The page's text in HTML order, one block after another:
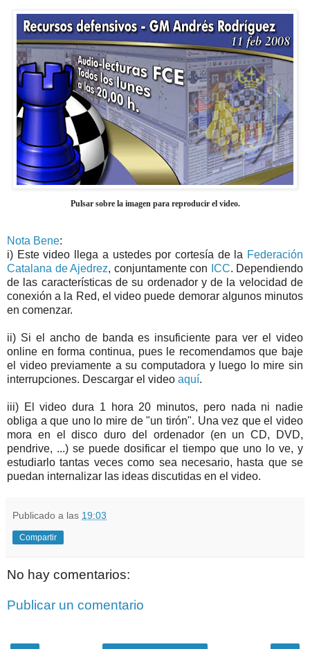
Pulsar sobre la imagen para reproducir el video.
Nota Bene:
i) Este video llega a ustedes por cortesía de la Federación
Catalana de Ajedrez, conjuntamente con ICC. Dependiendo
de las características de su ordenador y de la velocidad de
conexión a la Red, el video puede demorar algunos minutos
en comenzar.
ii) Si el ancho de banda es insuficiente para ver el video
online en forma continua, pues le recomendamos que baje
el video previamente a su computadora y luego lo mire sin
interrupciones. Descargar el video aquí.
iii) El video dura 1 hora 20 minutos, pero nada ni nadie
obliga a que uno lo mire de "un tirón". Una vez que el video
mora en el disco duro del ordenador (en un CD, DVD,
pendrive, ...) se puede dosificar el tiempo que uno lo ve, y
estudiarlo tantas veces como sea necesario, hasta que se
puedan internalizar las ideas discutidas en el video.
Publicado a las 19:03
Compartir
No hay comentarios:
Publicar un comentario